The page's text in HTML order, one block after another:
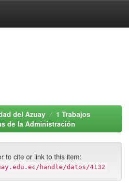
del Azuay
1 Trabajos
de la Administración
to cite or link to this item:
handle/datos/4132